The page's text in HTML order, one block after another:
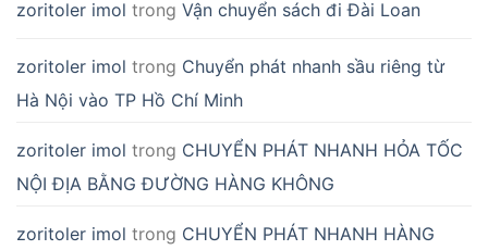
zoritoler imol trong Vận chuyển sách đi Đài Loan
zoritoler imol trong Chuyển phát nhanh sầu riêng từ
Hà Nội vào TP Hồ Chí Minh
zoritoler imol trong CHUYỂN PHÁT NHANH HỎA TỐC
NỘI ĐỊA BẰNG ĐƯỜNG HÀNG KHÔNG
zoritoler imol trong CHUYỂN PHÁT NHANH HÀNG